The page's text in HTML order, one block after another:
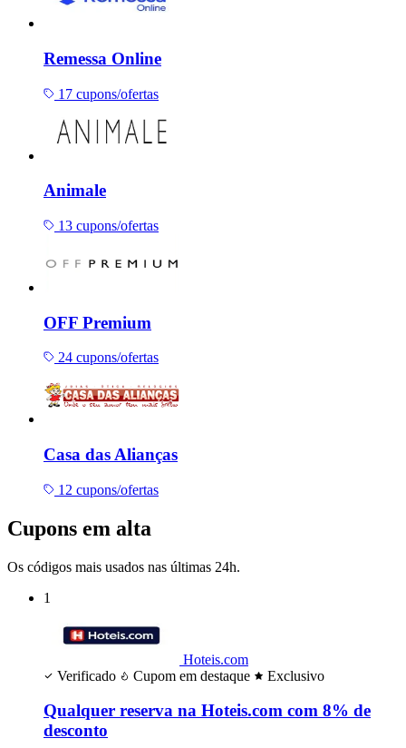
Remessa Online
17 cupons/ofertas
Animale
13 cupons/ofertas
OFF Premium
24 cupons/ofertas
Casa das Alianças
12 cupons/ofertas
Cupons em alta
Os códigos mais usados nas últimas 24h.
1
Hoteis.com
Verificado
Cupom em destaque Exclusivo
Qualquer reserva na Hoteis.com com 8% de
desconto